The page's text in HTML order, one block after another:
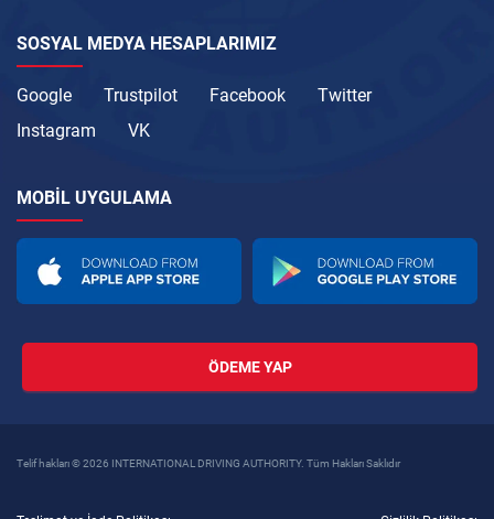
SOSYAL MEDYA HESAPLARIMIZ
Google Trustpilot Facebook
Twitter
Instagram
VK
MOBIL UYGULAMA
ÖDEME YAP
Telif hakları © 2026 INTERNATIONAL DRIVING AUTHORITY. Tüm Hakları Saklıdır